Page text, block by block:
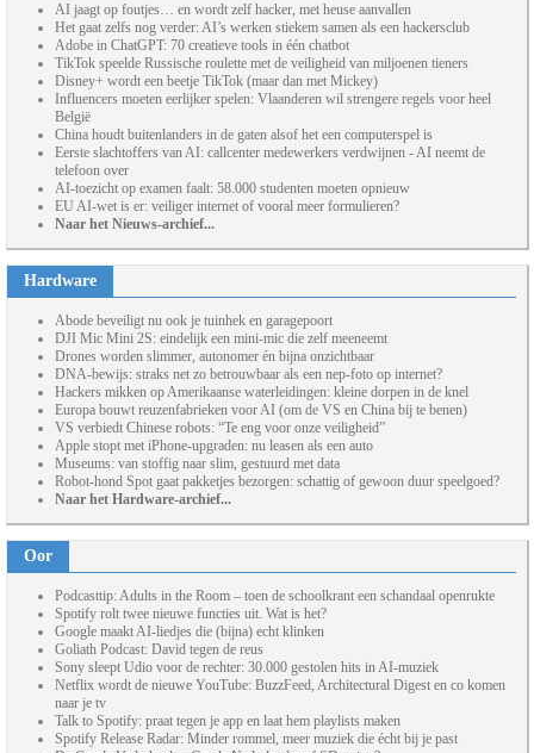
AI jaagt op foutjes… en wordt zelf hacker, met heuse aanvallen
Het gaat zelfs nog verder: AI’s werken stiekem samen als een hackersclub
Adobe in ChatGPT: 70 creatieve tools in één chatbot
TikTok speelde Russische roulette met de veiligheid van miljoenen tieners
Disney+ wordt een beetje TikTok (maar dan met Mickey)
Influencers moeten eerlijker spelen: Vlaanderen wil strengere regels voor heel
België
China houdt buitenlanders in de gaten alsof het een computerspel is
Eerste slachtoffers van AI: callcenter medewerkers verdwijnen - AI neemt de
telefoon over
AI-toezicht op examen faalt: 58.000 studenten moeten opnieuw
EU AI-wet is er: veiliger internet of vooral meer formulieren?
Naar het Nieuws-archief...
Hardware
Abode beveiligt nu ook je tuinhek en garagepoort
DJI Mic Mini 2S: eindelijk een mini-mic die zelf meeneemt
Drones worden slimmer, autonomer én bijna onzichtbaar
DNA-bewijs: straks net zo betrouwbaar als een nep-foto op internet?
Hackers mikken op Amerikaanse waterleidingen: kleine dorpen in de knel
Europa bouwt reuzenfabrieken voor AI (om de VS en China bij te benen)
VS verbiedt Chinese robots: “Te eng voor onze veiligheid”
Apple stopt met iPhone-upgraden: nu leasen als een auto
Museums: van stoffig naar slim, gestuurd met data
Robot-hond Spot gaat pakketjes bezorgen: schattig of gewoon duur speelgoed?
Naar het Hardware-archief...
Oor
Podcasttip: Adults in the Room – toen de schoolkrant een schandaal openrukte
Spotify rolt twee nieuwe functies uit. Wat is het?
Google maakt AI-liedjes die (bijna) echt klinken
Goliath Podcast: David tegen de reus
Sony sleept Udio voor de rechter: 30.000 gestolen hits in AI-muziek
Netflix wordt de nieuwe YouTube: BuzzFeed, Architectural Digest en co komen
naar je tv
Talk to Spotify: praat tegen je app en laat hem playlists maken
Spotify Release Radar: Minder rommel, meer muziek die écht bij je past